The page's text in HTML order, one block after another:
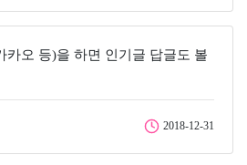
카오 등)을 하면 인기글 답글도 볼
2018-12-31